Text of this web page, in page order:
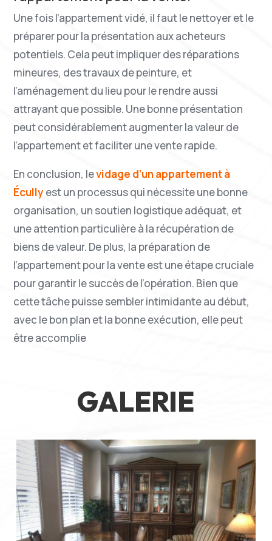
Une fois l’appartement vidé, il faut le nettoyer et le
préparer pour la présentation aux acheteurs
potentiels. Cela peut impliquer des réparations
mineures, des travaux de peinture, et
l’aménagement du lieu pour le rendre aussi
attrayant que possible. Une bonne présentation
peut considérablement augmenter la valeur de
l’appartement et faciliter une vente rapide.
En conclusion, levidage d’un appartement à
Écully est un processus qui nécessite une bonne
organisation, un soutien logistique adéquat, et
une attention particulière à la récupération de
biens de valeur. De plus, la préparation de
l’appartement pour la vente est une étape cruciale
pour garantir le succès de l’opération. Bien que
cette tâche puisse sembler intimidante au début,
avec le bon plan et la bonne exécution, elle peut
être accomplie
GALERIE